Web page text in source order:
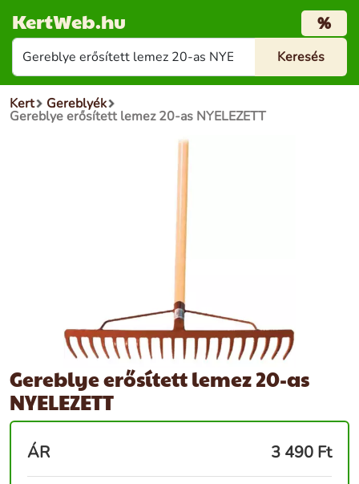
KertWeb.hu %
Kert Gereblyék
Gereblye erősített lemez 20-as NYELEZETT
Gereblye erősített lemez 20-as
NYELEZETT
ÁR 3 490 Ft